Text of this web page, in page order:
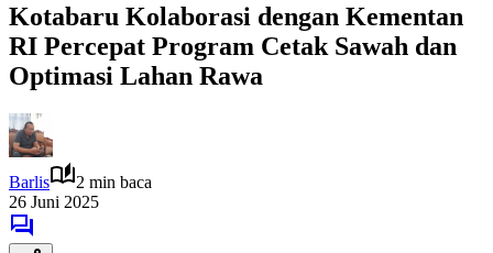
Kotabaru Kolaborasi dengan Kementan
RI Percepat Program Cetak Sawah dan
Optimasi Lahan Rawa
Barlis
2 min baca
26 Juni 2025